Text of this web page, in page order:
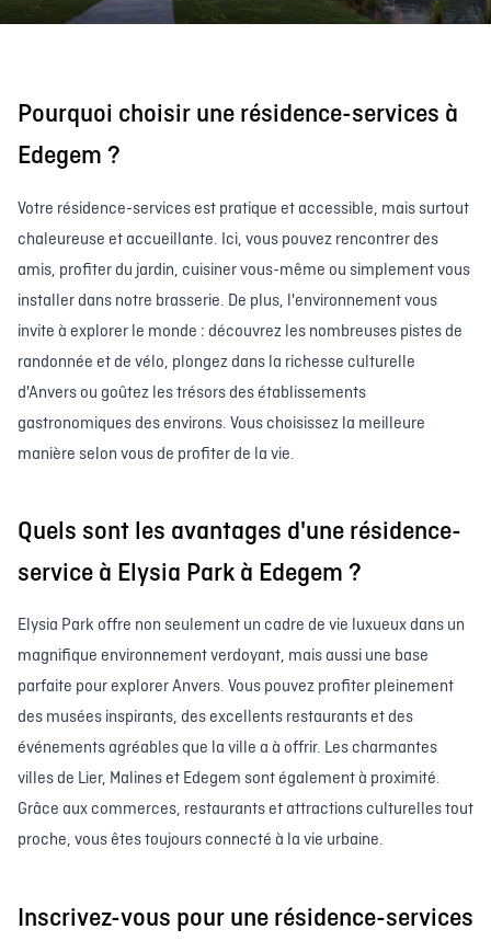
Pourquoi choisir une résidence-services à
Edegem ?
Votre résidence-services est pratique et accessible, mais surtout
chaleureuse et accueillante. Ici, vous pouvez rencontrer des
amis, profiter du jardin, cuisiner vous-même ou simplement vous
installer dans notre brasserie. De plus, l'environnement vous
invite à explorer le monde : découvrez les nombreuses pistes de
randonnée et de vélo, plongez dans la richesse culturelle
d'Anvers ou goûtez les trésors des établissements
gastronomiques des environs. Vous choisissez la meilleure
manière selon vous de profiter de la vie.
Quels sont les avantages d'une résidence-
service à Elysia Park à Edegem ?
Elysia Park offre non seulement un cadre de vie luxueux dans un
magnifique environnement verdoyant, mais aussi une base
parfaite pour explorer Anvers. Vous pouvez profiter pleinement
des musées inspirants, des excellents restaurants et des
événements agréables que la ville a à offrir. Les charmantes
villes de Lier, Malines et Edegem sont également à proximité.
Grâce aux commerces, restaurants et attractions culturelles tout
proche, vous êtes toujours connecté à la vie urbaine.
Inscrivez-vous pour une résidence-services